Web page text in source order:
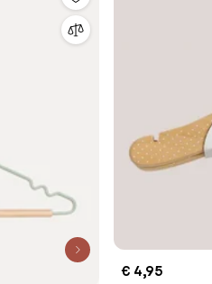
€ 4,95